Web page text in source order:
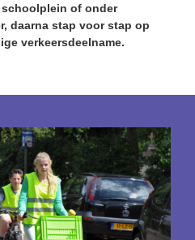
of onder
daarna stap voor stap op
verkeersdeelname.